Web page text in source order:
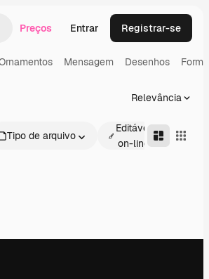
por imagem
Preços Entrar Registrar-se
Mensagem Desenhos Forma
Relevância
Tipo de arquivo
Editável
on-line